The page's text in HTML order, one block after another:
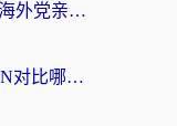
迅游和Unblock Youku好用吗？海外党亲测：3个维度教你选对回国加速器
穿梭VPN好用吗？和爱加速VPN对比哪个回国效果更好？海外党必看的实用指南